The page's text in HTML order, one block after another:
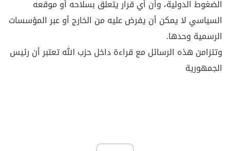
الضغوط الدولية، وأن أي قرار يتعلق بسلاحه أو موقعه
السياسي لا يمكن أن يفرض عليه من الخارج أو عبر المؤسسات
الرسمية وحدها.
وتتزامن هذه الرسائل مع قراءة داخل حزب الله تعتبر أن رئيس
الجمهورية